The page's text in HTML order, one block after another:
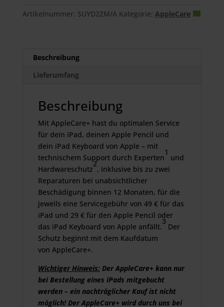
Menge
Artikelnummer: SUYD2ZM/A Kategorie: AppleCare
Beschreibung
Lieferumfang
Beschreibung
Mit AppleCare+ hast du optimalen Service
für dein iPad, deinen Apple Pencil und
dein iPad Keyboard von Apple – mit
technischem Support durch Experten
1
und
Hardwareschutz
2
, inklusive bis zu zwei
Reparaturen bei unabsichtlicher
Beschädigung binnen 12 Monaten, für die
jeweils eine Servicegebühr von 49 € für das
iPad und 29 € für den Apple Pencil oder
das iPad Keyboard von Apple anfällt.
3
Der
Schutz beginnt mit dem Kaufdatum
von AppleCare+.
Wichtiger Hinweis:Der AppleCare+ kann nur
bei Bestellung eines iPads mitgebucht
werden – ein nachträglicher Kauf ist nicht
möglich! Der AppleCare+ wird durch uns bei